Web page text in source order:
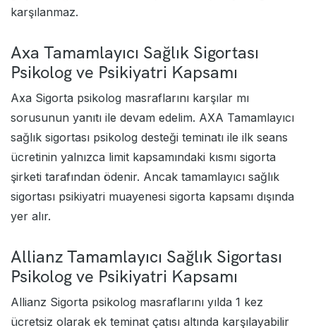
karşılanmaz.
Axa Tamamlayıcı Sağlık Sigortası
Psikolog ve Psikiyatri Kapsamı
Axa Sigorta psikolog masraflarını karşılar mı
sorusunun yanıtı ile devam edelim. AXA Tamamlayıcı
sağlık sigortası psikolog desteği teminatı ile ilk seans
ücretinin yalnızca limit kapsamındaki kısmı sigorta
şirketi tarafından ödenir. Ancak tamamlayıcı sağlık
sigortası psikiyatri muayenesi sigorta kapsamı dışında
yer alır.
Allianz Tamamlayıcı Sağlık Sigortası
Psikolog ve Psikiyatri Kapsamı
Allianz Sigorta psikolog masraflarını yılda 1 kez
ücretsiz olarak ek teminat çatısı altında karşılayabilir